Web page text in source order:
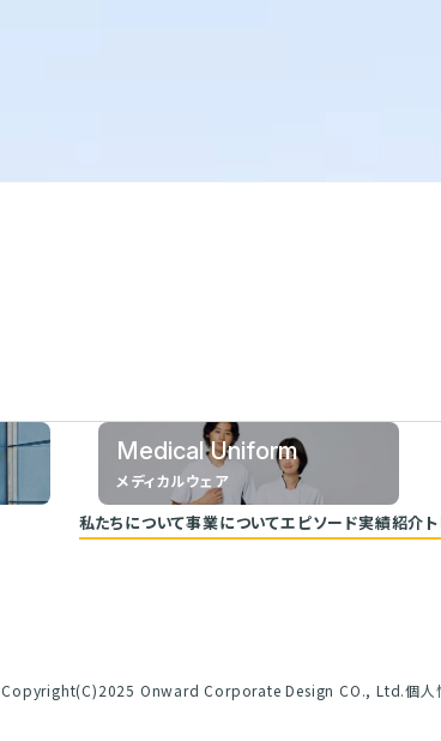
Medical Uniform
メディカルウェア
私たちについて事業についてエピソード実績紹介
Copyright(C)2025 Onward Corporate Design CO., Ltd.個人